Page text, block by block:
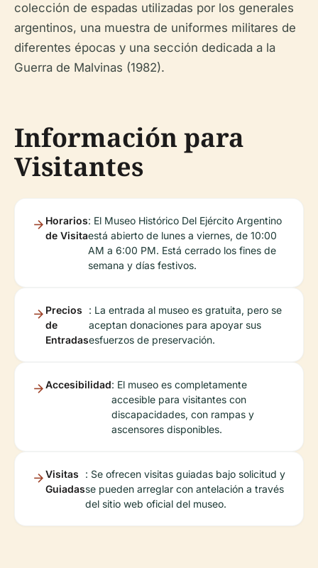
colección de espadas utilizadas por los generales
argentinos, una muestra de uniformes militares de
diferentes épocas y una sección dedicada a la
Guerra de Malvinas (1982).
Información para
Visitantes
Horarios
de Visita
: El Museo Histórico Del Ejército Argentino
está abierto de lunes a viernes, de 10:00
AM a 6:00 PM. Está cerrado los fines de
semana y días festivos.
Precios
de
Entradas
: La entrada al museo es gratuita, pero se
aceptan donaciones para apoyar sus
esfuerzos de preservación.
Accesibilidad: El museo es completamente
accesible para visitantes con
discapacidades, con rampas y
ascensores disponibles.
Visitas
Guiadas
: Se ofrecen visitas guiadas bajo solicitud y
se pueden arreglar con antelación a través
del sitio web oficial del museo.